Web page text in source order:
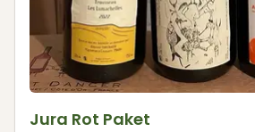
Jura Rot Paket